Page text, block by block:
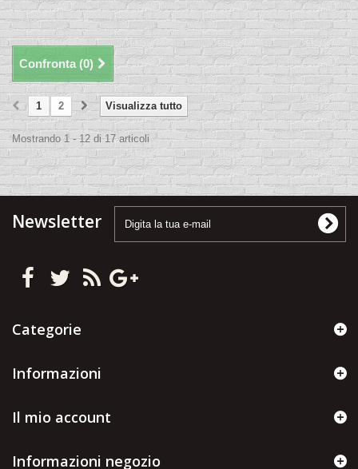
Confronta (0)
Visualizza tutto
1 2
Mostrando 1 - 12 di 17 articoli
Newsletter
Categorie
Informazioni
Il mio account
Informazioni negozio